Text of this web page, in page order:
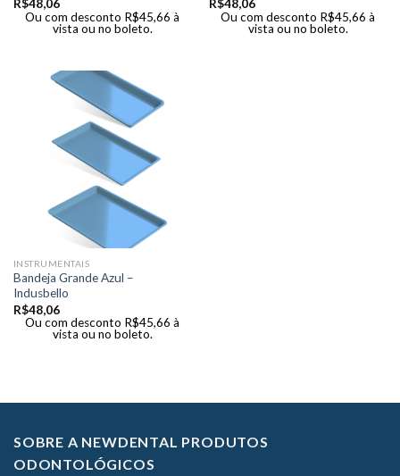
R$48,06
Ou com desconto R$45,66 à
vista ou no boleto.
R$48,06
Ou com desconto R$45,66 à
vista ou no boleto.
INSTRUMENTAIS
Bandeja Grande Azul –
Indusbello
R$48,06
Ou com desconto R$45,66 à
vista ou no boleto.
SOBRE A NEWDENTAL PRODUTOS
ODONTOLÓGICOS